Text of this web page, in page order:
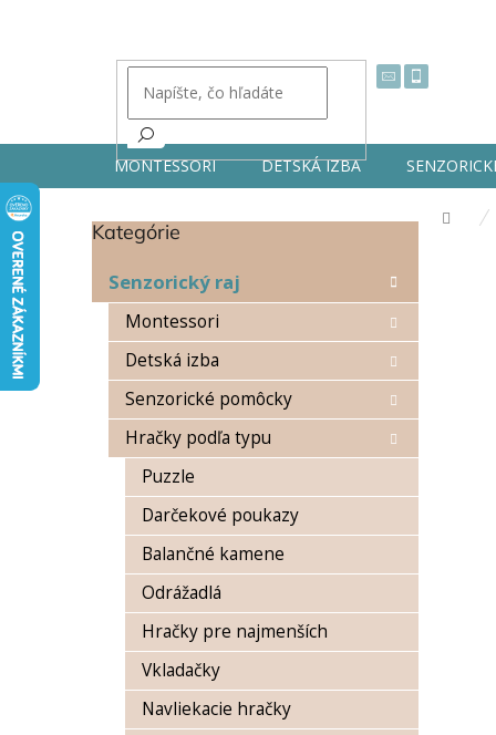
MONTESSORI DETSKÁ IZBA
B
Preskočiť
Kategórie
Senzorický raj
Montessori
Detská izba
Senzorické pomôcky
Hračky podľa typu
Puzzle
Darčekové poukazy
Balančné kamene
Odrážadlá
Hračky pre najmenších
Vkladačky
Navliekacie hračky